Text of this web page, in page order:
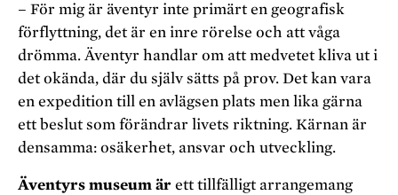
– För mig är äventyr inte primärt en geografisk
förflyttning, det är en inre rörelse och att våga
drömma. Äventyr handlar om att medvetet kliva ut i
det okända, där du själv sätts på prov. Det kan vara
en expedition till en avlägsen plats men lika gärna
ett beslut som förändrar livets riktning. Kärnan är
densamma: osäkerhet, ansvar och utveckling.
Äventyrs museum är ett tillfälligt arrangemang